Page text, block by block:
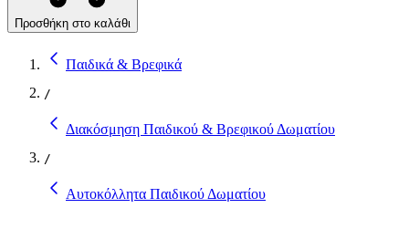
Προσθήκη στο καλάθι
Παιδικά & Βρεφικά
/
Διακόσμηση Παιδικού & Βρεφικού Δωματίου
/
Αυτοκόλλητα Παιδικού Δωματίου